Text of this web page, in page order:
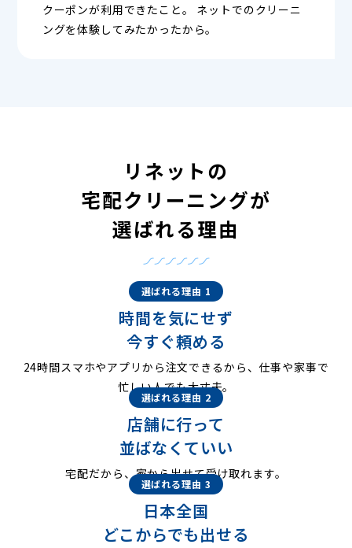
クーポンが利用できたこと。 ネットでのクリーニ
ングを体験してみたかったから。
リネットの
宅配クリーニングが
選ばれる理由
選ばれる理由 1
時間を気にせず
今すぐ頼める
24時間スマホやアプリから注文できるから、仕事や家事で
忙しい人でも大丈夫。
選ばれる理由 2
店舗に行って
並ばなくていい
宅配だから、家から出せて受け取れます。
選ばれる理由 3
日本全国
どこからでも出せる